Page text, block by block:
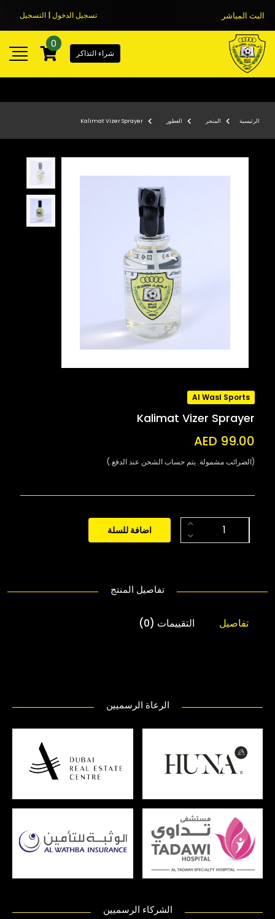
البث المباشر تسجيل الدخول | التسجيل
شراء التذاكر
0
الرئيسية المتجر العطور Kalimat Vizer Sprayer
Al Wasl Sports
Kalimat Vizer Sprayer
AED 99.00
(الضرائب مشمولة. يتم حساب الشحن عند الدفع.)
اضافة للسلة
تفاصيل المنتج
تفاصيل التقييمات (0)
الرعاة الرسميين
الشركاء الرسميين